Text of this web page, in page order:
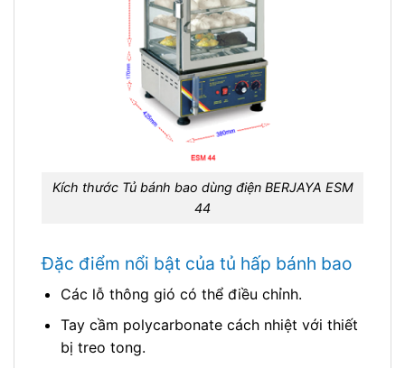
Kích thước Tủ bánh bao dùng điện BERJAYA ESM
44
Đặc điểm nổi bật của tủ hấp bánh bao
Các lỗ thông gió có thể điều chỉnh.
Tay cầm polycarbonate cách nhiệt với thiết
bị treo tong.